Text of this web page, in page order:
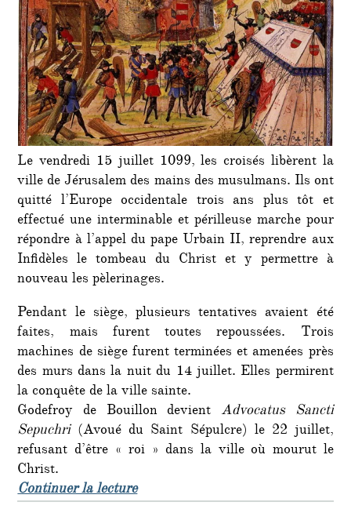
Le vendredi 15 juillet 1099, les croisés libèrent la
ville de Jérusalem des mains des musulmans. Ils ont
quitté l’Europe occidentale trois ans plus tôt et
effectué une interminable et périlleuse marche pour
répondre à l’appel du pape Urbain II, reprendre aux
Infidèles le tombeau du Christ et y permettre à
nouveau les pèlerinages.
Pendant le siège, plusieurs tentatives avaient été
faites, mais furent toutes repoussées. Trois
machines de siège furent terminées et amenées près
des murs dans la nuit du 14 juillet. Elles permirent
la conquête de la ville sainte.
Godefroy de Bouillon devient Advocatus Sancti
Sepuchri(Avoué du Saint Sépulcre) le 22 juillet,
refusant d’être « roi » dans la ville où mourut le
Christ.
Continuer la lecturede « C’était un 15 juillet : la